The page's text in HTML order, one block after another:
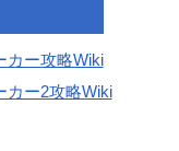
カー攻略Wiki
カー2攻略Wiki